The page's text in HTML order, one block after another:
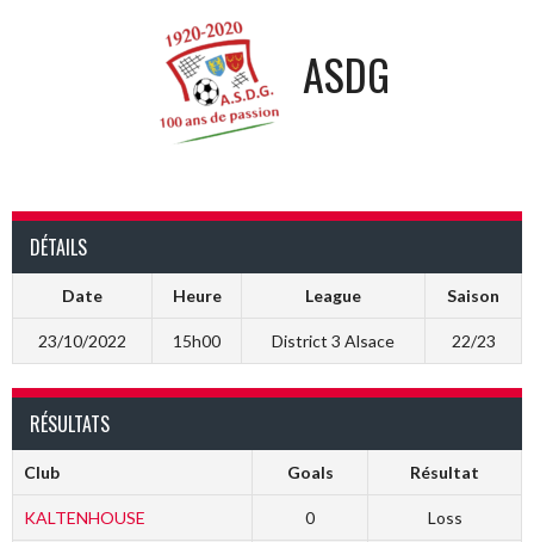
ASDG
DÉTAILS
Date Heure League Saison
23/10/2022 15h00 District 3 Alsace 22/23
RÉSULTATS
Club Goals Résultat
KALTENHOUSE 0 Loss